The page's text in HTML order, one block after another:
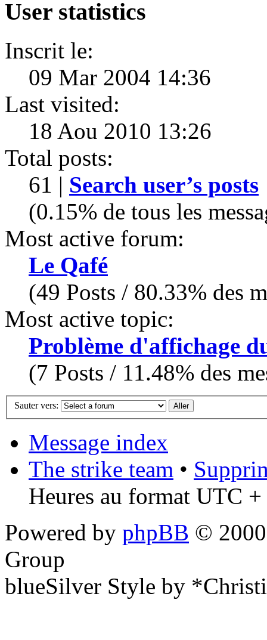
User statistics
Inscrit le:
09 Mar 2004 14:36
Last visited:
18 Aou 2010 13:26
Total posts:
61 | Search user’s posts
(0.15% de tous les
Most active forum:
Le Qafé
(49 Posts / 80.33% des
Most active topic:
Problème d'affichage
(7 Posts / 11.48% des
Sauter vers:
Message index
The strike team •
Heures au format UTC
Powered by phpBB ©
Group
blueSilver Style by